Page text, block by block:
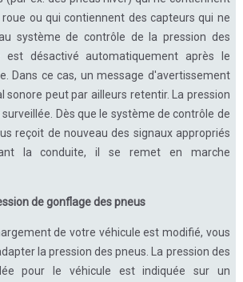
ou qui contiennent des capteurs qui ne
système de contrôle de la pression des
est désactivé automatiquement après le
Dans ce cas, un message d'avertissement
sonore peut par ailleurs retentir. La pression
Dès que le système de contrôle de
reçoit de nouveau des signaux appropriés
la conduite, il se remet en marche
de gonflage des pneus
de votre véhicule est modifié, vous
la pression des pneus. La pression des
pour le véhicule est indiquée sur un